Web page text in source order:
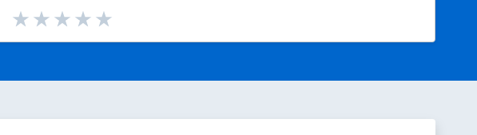
Valuta da 1 a 5 stelle la pagina
Valuta 5 stelle su 5
Valuta 4 stelle su 5
Valuta 3 stelle su 5
Valuta 2 stelle su 5
Valuta 1 stelle su 5